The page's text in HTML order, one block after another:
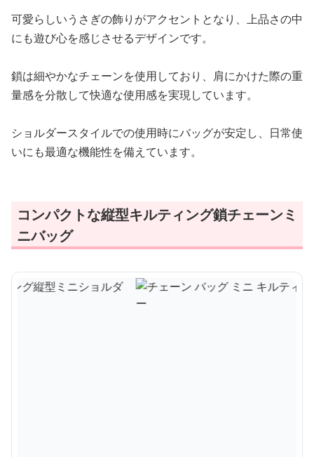
可愛らしいうさぎの飾りがアクセントとなり、上品さの中
にも遊び心を感じさせるデザインです。
鎖は細やかなチェーンを使用しており、肩にかけた際の重
量感を分散して快適な使用感を実現しています。
ショルダースタイルでの使用時にバッグが安定し、日常使
いにも最適な機能性を備えています。
コンパクトな縦型キルティング鎖チェーンミ
ニバッグ